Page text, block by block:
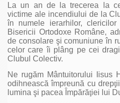
La un an de la trecerea la
victime ale incendiului de la
în numele ierarhilor, clericilor
Bisericii Ortodoxe Române,
de consolare şi comuniune în
celor care îi plâng pe cei
Clubul Colectiv.
Ne rugăm Mântuitorului Iisus
odihnească împreună cu drepţ
lumina şi pacea Împărăţiei lui